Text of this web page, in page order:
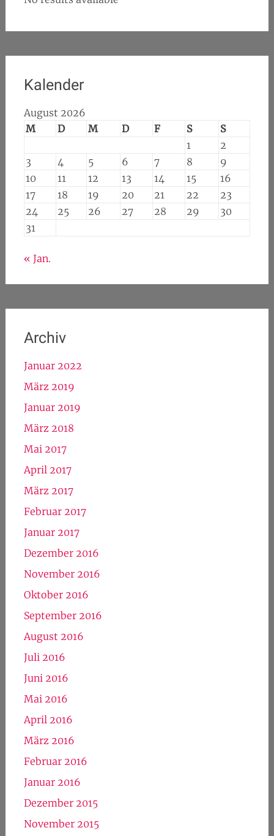
Kalender
August 2026
M
D M D F S
S
1
2
3
4 5 6 7 8
9
10
11 12 13 14 15
16
17
18 19 20 21 22
23
24
25 26 27 28 29
30
31
« Jan.
Archiv
Januar 2022
März 2019
Januar 2019
März 2018
Mai 2017
April 2017
März 2017
Februar 2017
Januar 2017
Dezember 2016
November 2016
Oktober 2016
September 2016
August 2016
Juli 2016
Juni 2016
Mai 2016
April 2016
März 2016
Februar 2016
Januar 2016
Dezember 2015
November 2015